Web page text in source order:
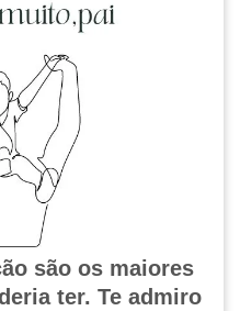
são os maiores
ter. Te admiro